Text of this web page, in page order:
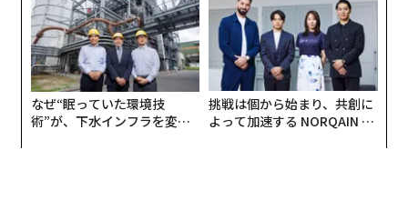
における広範な変化を反映している。
企業が大規模投資を躊躇する理由
準備があらゆる場所で行われているのに、なぜ変革が続
かないのか。
私は、この物語が組織が記憶を失ったときに何が起こり
得るかについての警告として機能すると考えている。そ
して、現代企業がいかに頻繁に同様の罠に陥るかは驚く
べきことである。
組織が「ヨセフ」を忘れるとき
なぜ“眠っていた環境技
術”が、下水インフラを変え
挑戦は個から始まり、共創に
よって加速する NORQAIN JA